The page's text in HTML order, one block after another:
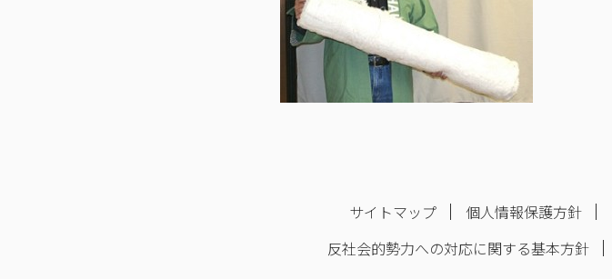
サイトマップ 個人情報保護方針
反社会的勢力への対応に関する基本方針